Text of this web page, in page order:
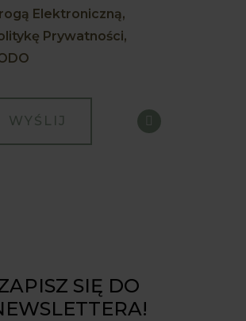
Elektroniczną,
Prywatności,
SIĘ DO